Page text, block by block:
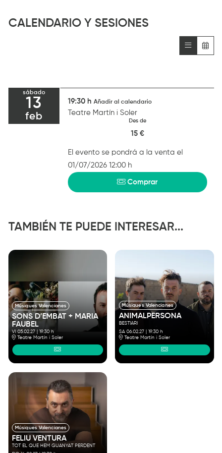
CALENDARIO Y SESIONES
sábado
13
feb
19:30 h Añadir al calendario
Teatre Martín i Soler
Des de
15 €
El evento se pondrá a la venta el
01/07/2026 12:00 h
Comprar
TAMBIÉN TE PUEDE INTERESAR...
Músiques Valencianes
SONS D’EMBAT + MARIA
FAUBEL
VI 05.02.27 |19:30 h
Teatre Martín i Soler
Músiques Valencianes
ANIMALPERSONA
BESTIARI
SA 06.02.27| 19:30 h
Teatre Martín i Soler
Músiques Valencianes
FELIU VENTURA
TOT EL QUE HEM GUANYAT PERDENT